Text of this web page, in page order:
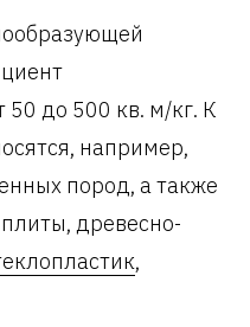
до 500 кв. м/кг. К
например,
пород, а также
древесно-
,